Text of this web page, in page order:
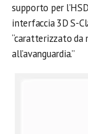
supporto per
interfaccia 3D S-
“caratterizzato da
all’avanguardia.”